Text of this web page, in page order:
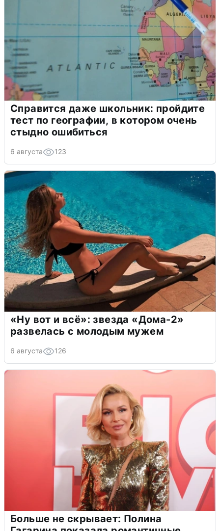
Справится даже школьник: пройдите
тест по географии, в котором очень
стыдно ошибиться
6 августа 123
«Ну вот и всё»: звезда «Дома-2»
развелась с молодым мужем
6 августа 126
Больше не скрывает: Полина